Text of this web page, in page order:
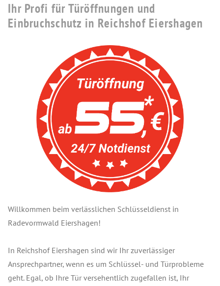
Ihr Profi für Türöffnungen und
Einbruchschutz in Reichshof Eiershagen
Willkommen beim verlässlichen Schlüsseldienst in
Radevormwald Eiershagen!
In Reichshof Eiershagen sind wir Ihr zuverlässiger
Ansprechpartner, wenn es um Schlüssel- und Türprobleme
geht. Egal, ob Ihre Tür versehentlich zugefallen ist, Ihr